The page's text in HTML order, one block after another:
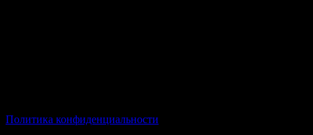
Политика конфиденциальности